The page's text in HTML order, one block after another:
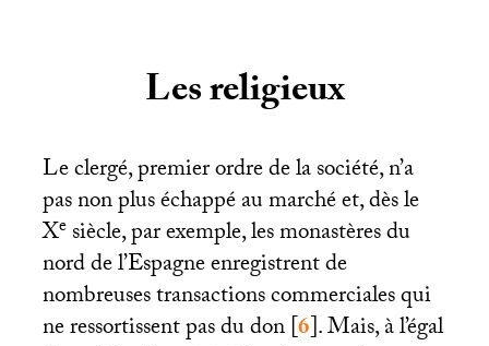
Les religieux
Le clergé, premier ordre de la société, n’a
pas non plus échappé au marché et, dès le
Xesiècle, par exemple, les monastères du
nord de l’Espagne enregistrent de
nombreuses transactions commerciales qui
ne ressortissent pas du don[6]. Mais, à l’égal